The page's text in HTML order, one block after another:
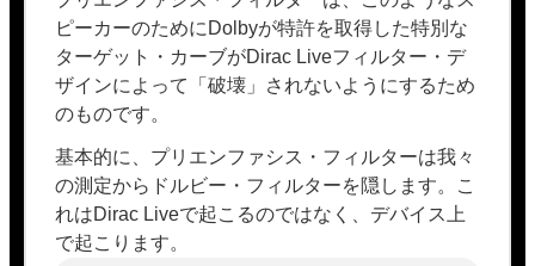
ピーカーのためにDolbyが特許を取得した特別な
ターゲット・カーブがDirac Liveフィルター・デ
ザインによって「破壊」されないようにするため
のものです。
基本的に、プリエンファシス・フィルターは我々
の測定からドルビー・フィルターを隠します。こ
れはDirac Liveで起こるのではなく、デバイス上
で起こります。